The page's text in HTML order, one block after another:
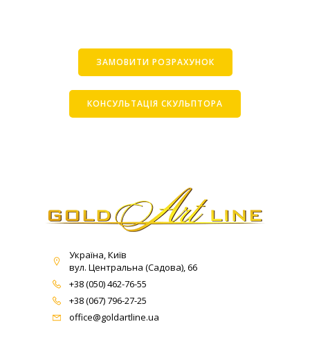
ЗАМОВИТИ РОЗРАХУНОК
КОНСУЛЬТАЦІЯ СКУЛЬПТОРА
Україна, Київ
вул. Центральна (Садова), 66
+38 (050) 462-76-55
+38 (067) 796-27-25
office@goldartline.ua